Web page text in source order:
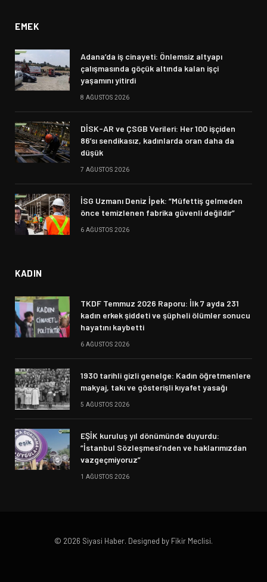
EMEK
Adana’da iş cinayeti: Önlemsiz altyapı
çalışmasında göçük altında kalan işçi
yaşamını yitirdi
8 AĞUSTOS 2026
DİSK-AR ve ÇSGB Verileri: Her 100 işçiden
86’sı sendikasız, kadınlarda oran daha da
düşük
7 AĞUSTOS 2026
İSG Uzmanı Deniz İpek: “Müfettiş gelmeden
önce temizlenen fabrika güvenli değildir”
6 AĞUSTOS 2026
KADIN
TKDF Temmuz 2026 Raporu: İlk 7 ayda 231
kadın erkek şiddeti ve şüpheli ölümler sonucu
hayatını kaybetti
6 AĞUSTOS 2026
1930 tarihli gizli genelge: Kadın öğretmenlere
makyaj, takı ve gösterişli kıyafet yasağı
5 AĞUSTOS 2026
EŞİK kuruluş yıl dönümünde duyurdu:
“İstanbul Sözleşmesi’nden ve haklarımızdan
vazgeçmiyoruz”
1 AĞUSTOS 2026
© 2026 Siyasi Haber. Designed by Fikir Meclisi.